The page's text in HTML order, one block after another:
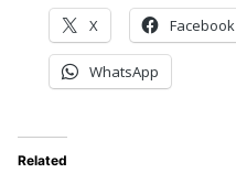
X Facebook
WhatsApp
Related